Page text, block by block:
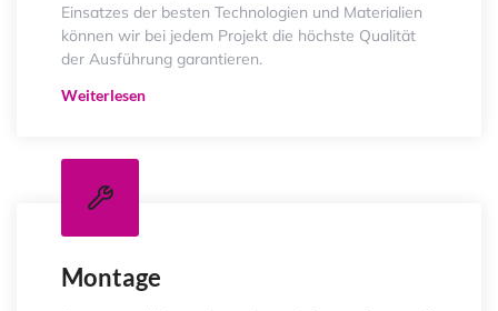
Einsatzes der besten Technologien und Materialien
können wir bei jedem Projekt die höchste Qualität
der Ausführung garantieren.
Weiterlesen
Montage